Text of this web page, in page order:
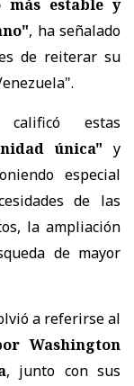
estable y
, ha señalado
de reiterar su
estas
única" y
especial
de las
la ampliación
de mayor
a referirse al
Washington
, junto con sus